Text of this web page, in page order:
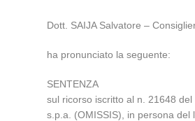
Dott. SAIJA Salvatore –
ha pronunciato la seguente:
SENTENZA
sul ricorso iscritto al n. 21648
s.p.a. (OMISSIS), in persona